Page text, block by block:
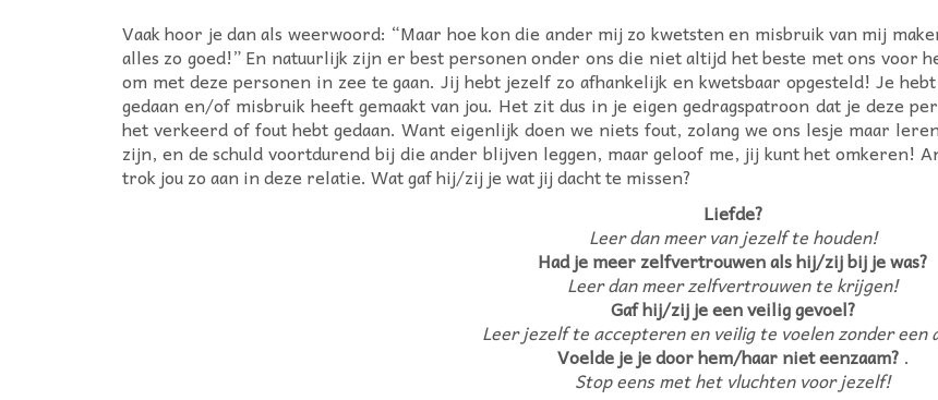
Vaak hoor je dan als weerwoord: “Maar hoe kon die ander mij zo kwetsten en misbruik van mij
alles zo goed!” En natuurlijk zijn er best personen onder ons die niet altijd het beste met ons voor
om met deze personen in zee te gaan. Jij hebt jezelf zo afhankelijk en kwetsbaar opgesteld! Je
gedaan en/of misbruik heeft gemaakt van jou. Het zit dus in je eigen gedragspatroon dat je deze
het verkeerd of fout hebt gedaan. Want eigenlijk doen we niets fout, zolang we ons lesje maar
zijn, en de schuld voortdurend bij die ander blijven leggen, maar geloof me, jij kunt het omkeren!
trok jou zo aan in deze relatie. Wat gaf hij/zij je wat jij dacht te missen?
Liefde?
Leer dan meer van jezelf te houden!
Had je meer zelfvertrouwen als hij/zij bij je was?
Leer dan meer zelfvertrouwen te krijgen!
Gaf hij/zij je een veilig gevoel?
Leer jezelf te accepteren en veilig te voelen zonder een
Voelde je je door hem/haar niet eenzaam? .
Stop eens met het vluchten voor jezelf!